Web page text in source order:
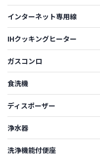
インターネット専用線
IHクッキングヒーター
ガスコンロ
食洗機
ディスポーザー
浄水器
洗浄機能付便座